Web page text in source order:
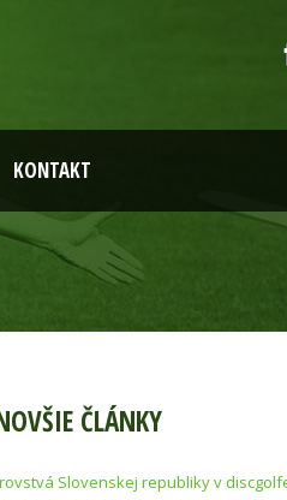
KONTAKT
ČLÁNKY
Slovenskej republiky v